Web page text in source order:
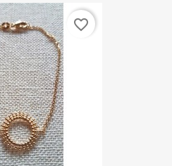
favorite_border